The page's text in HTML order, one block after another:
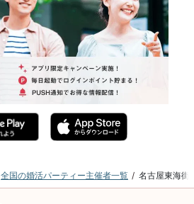
全国の婚活パーティー主催者一覧 名古屋東海街